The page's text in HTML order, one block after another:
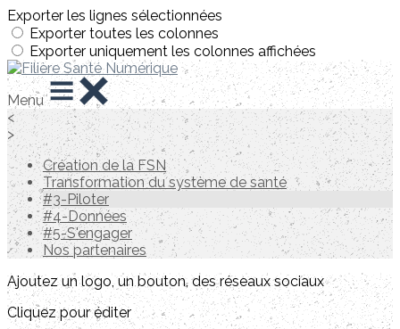
Exporter les lignes sélectionnées
Exporter toutes les colonnes
Exporter uniquement les colonnes affichées
Menu
<
>
Création de la FSN
Transformation du système de santé
#3-Piloter
#4-Données
#5-S'engager
Nos partenaires
Ajoutez un logo, un bouton, des réseaux sociaux
Cliquez pour éditer